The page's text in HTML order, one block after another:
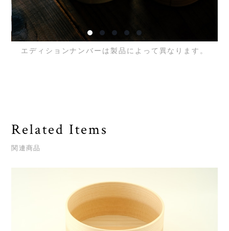
エディションナンバーは製品によって異なります。
Related Items
関連商品